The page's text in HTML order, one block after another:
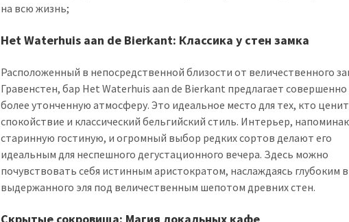
на всю жизнь;
Het Waterhuis aan de Bierkant: Классика у стен замка
Расположенный в непосредственной близости от величественного
Гравенстен, бар Het Waterhuis aan de Bierkant предлагает
более утонченную атмосферу. Это идеальное место для тех, кто
спокойствие и классический бельгийский стиль. Интерьер,
старинную гостиную, и огромный выбор редких сортов делают его
идеальным для неспешного дегустационного вечера. Здесь можно
почувствовать себя истинным аристократом, наслаждаясь глубоким
выдержанного эля под величественным шепотом древних стен.